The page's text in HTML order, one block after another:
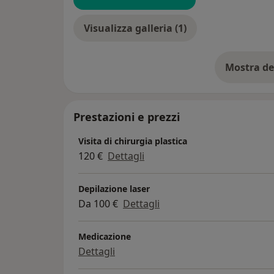
Visualizza galleria (1)
Mostra
Prestazioni e prezzi
Visita di chirurgia plastica
120 € Dettagli
Depilazione laser
Da 100 € Dettagli
Medicazione
Dettagli